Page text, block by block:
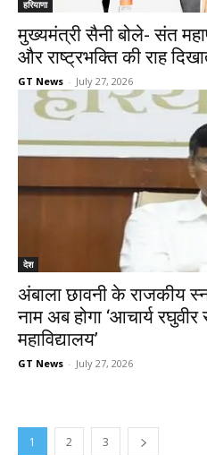
हरियाणा
मुख्यमंत्री सैनी बोले- संत
और राष्ट्रभक्ति की राह
GT News - July 27, 2026
देश
अंबाला छावनी के राजकीय
नाम अब होगा ‘आचार्य
महाविद्यालय’
GT News - July 27, 2026
1 2 3